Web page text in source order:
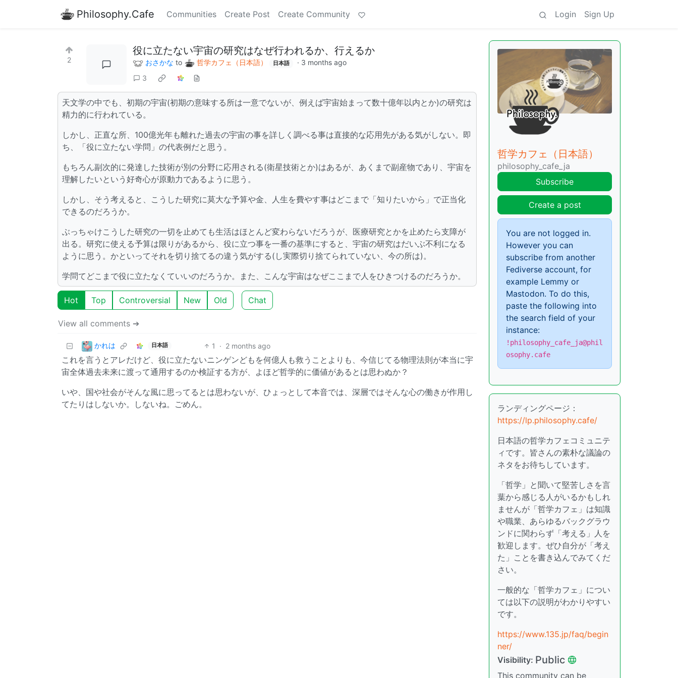
Philosophy.Cafe Communities Create Post Create Community Login Sign Up
2
役に立たない宇宙の研究はなぜ行われるか、行えるか
おさかな to 哲学カフェ（日本語） 日本語 · 3 months ago
3
天文学の中でも、初期の宇宙(初期の意味する所は一意でないが、例えば宇宙始まって数十億年以内とか)の研究は
精力的に行われている。
しかし、正直な所、100億光年も離れた過去の宇宙の事を詳しく調べる事は直接的な応用先がある気がしない。即
ち、「役に立たない学問」の代表例だと思う。
もちろん副次的に発達した技術が別の分野に応用される(衛星技術とか)はあるが、あくまで副産物であり、宇宙を
理解したいという好奇心が原動力であるように思う。
しかし、そう考えると、こうした研究に莫大な予算や金、人生を費やす事はどこまで「知りたいから」で正当化
できるのだろうか。
ぶっちゃけこうした研究の一切を止めても生活はほとんど変わらないだろうが、医療研究とかを止めたら支障が
出る。研究に使える予算は限りがあるから、役に立つ事を一番の基準にすると、宇宙の研究はだいぶ不利になる
ように思う。かといってそれを切り捨てるの違う気がする(し実際切り捨てられていない、今の所は)。
学問てどこまで役に立たなくていいのだろうか。また、こんな宇宙はなぜここまで人をひきつけるのだろうか。
Hot Top Controversial New Old Chat
View all comments ➔
かれは 日本語 1 · 2 months ago
これを言うとアレだけど、役に立たないニンゲンどもを何億人も救うことよりも、今信じてる物理法則が本当に宇
宙全体過去未来に渡って通用するのか検証する方が、よほど哲学的に価値があるとは思わぬか？
いや、国や社会がそんな風に思ってるとは思わないが、ひょっとして本音では、深層ではそんな心の働きが作用し
てたりはしないか。しないね。ごめん。
哲学カフェ（日本語）
philosophy_cafe_ja
Subscribe
Create a post
You are not logged in.
However you can
subscribe from another
Fediverse account, for
example Lemmy or
Mastodon. To do this,
paste the following into
the search field of your
instance:
!philosophy_cafe_ja@phil
osophy.cafe
ランディングページ：
https://lp.philosophy.cafe/
日本語の哲学カフェコミュニテ
ィです。皆さんの素朴な議論の
ネタをお待ちしています。
「哲学」と聞いて堅苦しさを言
葉から感じる人がいるかもしれ
ませんが「哲学カフェ」は知識
や職業、あらゆるバックグラウ
ンドに関わらず「考える」人を
歓迎します。ぜひ自分が「考え
た」ことを書き込んでみてくだ
さい。
一般的な「哲学カフェ」につい
ては以下の説明がわかりやすい
です。
https://www.135.jp/faq/begin
ner/
Visibility: Public
This community can be